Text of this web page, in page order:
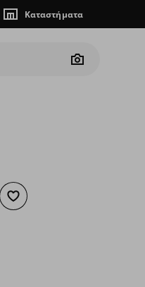
Καταστήματα
Camera
Προσθήκη στα αγαπημένα